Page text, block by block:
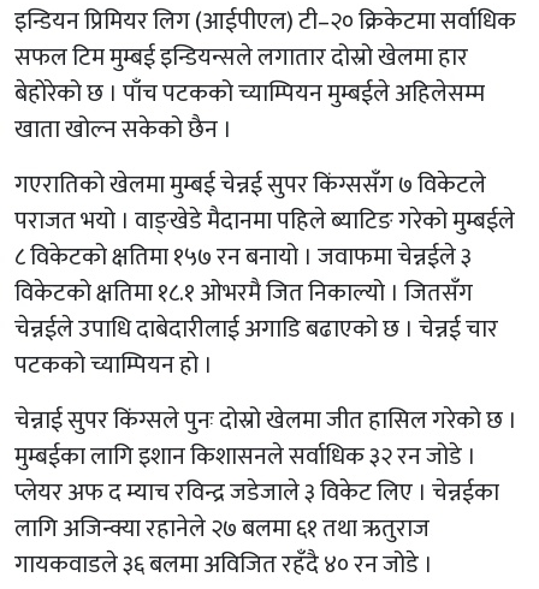
इन्डियन प्रिमियर लिग (आईपीएल) टी–२० क्रिकेटमा सर्वाधिक
सफल टिम मुम्बई इन्डियन्सले लगातार दोस्रो खेलमा हार
बेहोरेको छ । पाँच पटकको च्याम्पियन मुम्बईले अहिलेसम्म
खाता खोल्न सकेको छैन ।
गएरातिको खेलमा मुम्बई चेन्नई सुपर किंग्ससँग ७ विकेटले
पराजत भयो । वाङ्खेडे मैदानमा पहिले ब्याटिङ गरेको मुम्बईले
८ विकेटको क्षतिमा १५७ रन बनायो । जवाफमा चेन्नईले ३
विकेटको क्षतिमा १८.१ ओभरमै जित निकाल्यो । जितसँग
चेन्नईले उपाधि दाबेदारीलाई अगाडि बढाएको छ । चेन्नई चार
पटकको च्याम्पियन हो ।
चेन्नाई सुपर किंग्सले पुनः दोस्रो खेलमा जीत हासिल गरेको छ ।
मुम्बईका लागि इशान किशासनले सर्वाधिक ३२ रन जोडे ।
प्लेयर अफ द म्याच रविन्द्र जडेजाले ३ विकेट लिए । चेन्नईका
लागि अजिन्क्या रहानेले २७ बलमा ६१ तथा ऋतुराज
गायकवाडले ३६ बलमा अविजित रहँदै ४० रन जोडे ।